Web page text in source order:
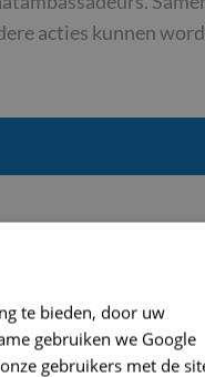
acties kunnen
te bieden, door uw
gebruiken we Google
gebruikers met de